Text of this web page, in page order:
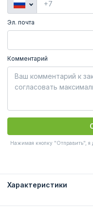
Эл. почта
Комментарий
Нажимая кнопку "Отправить", я
Характеристики